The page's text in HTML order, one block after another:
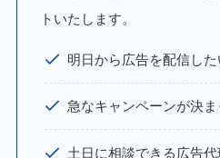
トいたします。
明日から広告を配信した
急なキャンペーンが決ま
土日に相談できる広告